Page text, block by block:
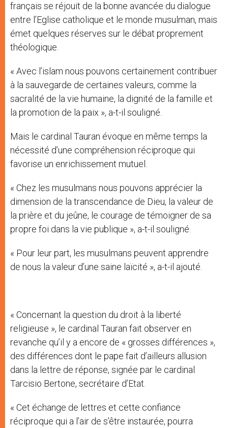
français se réjouit de la bonne avancée du dialogue
entre l’Eglise catholique et le monde musulman, mais
émet quelques réserves sur le débat proprement
théologique.
« Avec l’islam nous pouvons certainement contribuer
à la sauvegarde de certaines valeurs, comme la
sacralité de la vie humaine, la dignité de la famille et
la promotion de la paix », a-t-il souligné.
Mais le cardinal Tauran évoque en même temps la
nécessité d’une compréhension réciproque qui
favorise un enrichissement mutuel.
« Chez les musulmans nous pouvons apprécier la
dimension de la transcendance de Dieu, la valeur de
la prière et du jeûne, le courage de témoigner de sa
propre foi dans la vie publique », a-t-il souligné.
« Pour leur part, les musulmans peuvent apprendre
de nous la valeur d’une saine laïcité », a-t-il ajouté.
« Concernant la question du droit à la liberté
religieuse », le cardinal Tauran fait observer en
revanche qu’il y a encore de « grosses différences »,
des différences dont le pape fait d’ailleurs allusion
dans la lettre de réponse, signée par le cardinal
Tarcisio Bertone, secrétaire d’Etat.
« Cet échange de lettres et cette confiance
réciproque qui a l’air de s’être instaurée, pourra